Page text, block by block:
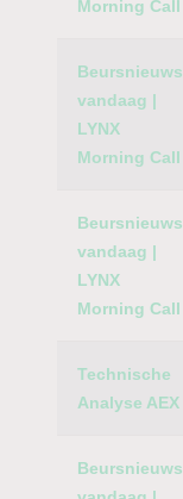
Morning Call
Beursnieuws
vandaag |
LYNX
Morning Call
Beursnieuws
vandaag |
LYNX
Morning Call
Technische
Analyse AEX
Beursnieuws